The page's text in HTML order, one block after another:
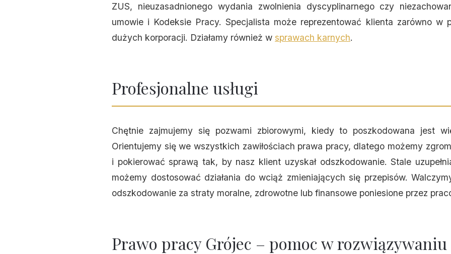
ZUS, nieuzasadnionego wydania zwolnienia dyscyplinarnego czy
umowie i Kodeksie Pracy. Specjalista może reprezentować klienta zarówno w
dużych korporacji. Działamy również w sprawach karnych.
Profesjonalne usługi
Chętnie zajmujemy się pozwami zbiorowymi, kiedy to poszkodowana jest
Orientujemy się we wszystkich zawiłościach prawa pracy, dlatego możemy
i pokierować sprawą tak, by nasz klient uzyskał odszkodowanie. Stale
możemy dostosować działania do wciąż zmieniających się przepisów.
odszkodowanie za straty moralne, zdrowotne lub finansowe poniesione przez
Prawo pracy Grójec – pomoc w